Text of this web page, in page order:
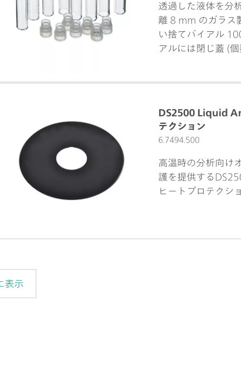
透過した液体を分
離 8 mm のガラス
い捨てバイアル
アルには閉じ蓋 (
(6.7492.020) ;
DS2500 Liquid
テクション
6.7494.500
高温時の分析向け
護を提供する
ヒートプロテクショ
表示